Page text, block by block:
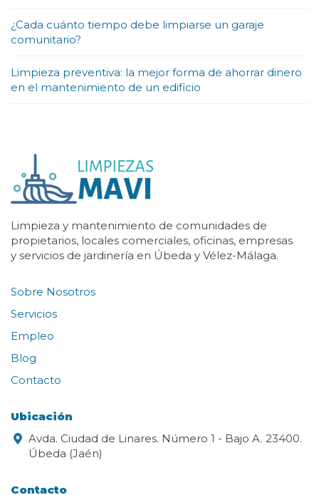
¿Cada cuánto tiempo debe limpiarse un garaje
comunitario?
Limpieza preventiva: la mejor forma de ahorrar dinero
en el mantenimiento de un edificio
Limpieza y mantenimiento de comunidades de
propietarios, locales comerciales, oficinas, empresas
y servicios de jardinería en Úbeda y Vélez-Málaga.
Sobre Nosotros
Servicios
Empleo
Blog
Contacto
Ubicación
Avda. Ciudad de Linares. Número 1 - Bajo A. 23400.
Úbeda (Jaén)
Contacto